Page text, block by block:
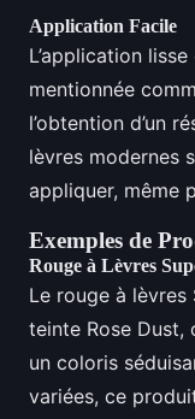
Application Facile
L’application
mentionnée
l’obtention d’un
lèvres modernes
appliquer, même
Exemples de
Rouge à Lèvres
Le rouge à lèvres
teinte Rose Dust,
un coloris
variées, ce